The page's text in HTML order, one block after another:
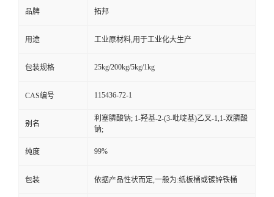
品牌 拓邦
用途 工业原材料,用于工业化大生产
包装规格 25kg/200kg/5kg/1kg
CAS编号 115436-72-1
别名
利塞膦酸钠; 1-羟基-2-(3-吡啶基)乙叉-1,1-双膦酸
钠;
纯度 99%
包装 依据产品性状而定,一般为:纸板桶或镀锌铁桶